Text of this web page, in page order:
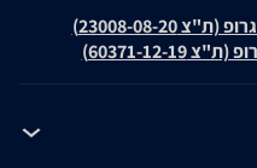
08-20)
12-19)